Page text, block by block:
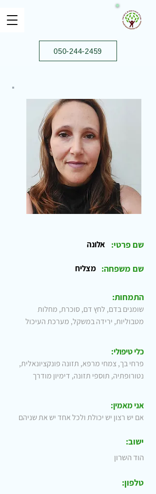
050-244-2459⁩
אלונה שם פרטי:
מצליח שם משפחה:
התמחות:
שומנים בדם, לחץ דם, סוכרת, מחלות
מטבוליות, ירידה במשקל, מערכת העיכול
כלי טיפולי:
פרחי בך, צמחי מרפא, תזונה פונקציונאלית,
נטורופתיה, תוספי תזונה, דימיון מודרך
אני מאמין:
אם יש רצון יש יכולת ולכל אחד יש את שניהם
ישוב:
הוד השרון
טלפון: